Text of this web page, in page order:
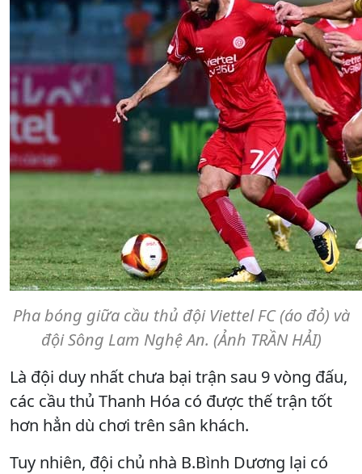
Pha bóng giữa cầu thủ đội Viettel FC (áo đỏ) và
đội Sông Lam Nghệ An. (Ảnh TRẦN HẢI)
Là đội duy nhất chưa bại trận sau 9 vòng đấu,
các cầu thủ Thanh Hóa có được thế trận tốt
hơn hẳn dù chơi trên sân khách.
Tuy nhiên, đội chủ nhà B.Bình Dương lại có